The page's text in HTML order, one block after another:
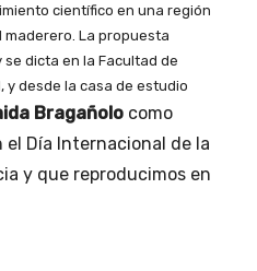
científico en una región
La propuesta
dicta en la Facultad de
y desde la casa de estudio
Bragañolo como
el Día Internacional de la
y que reproducimos en